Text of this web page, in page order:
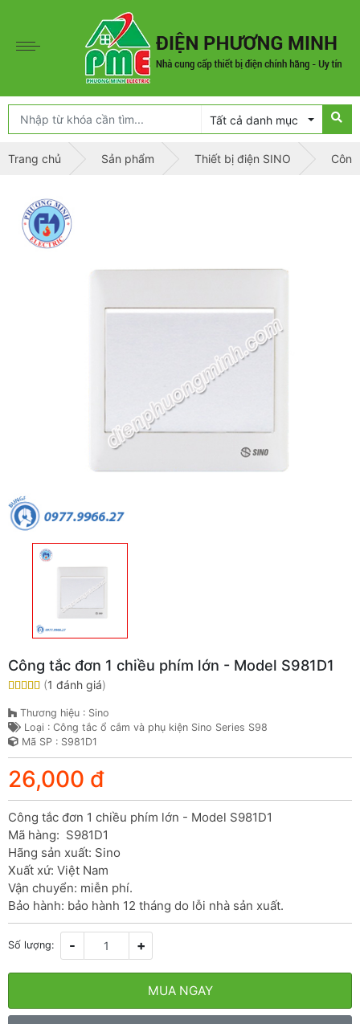
Tất cả danh mục
Trang chủ Sản phẩm Thiết bị điện SINO
Công tắc đơn 1 chiều phím lớn - Model S981D1
(1 đánh giá)
Thương hiệu : Sino
Loại : Công tắc ổ cắm và phụ kiện Sino Series S98
Mã SP : S981D1
26,000 đ
Công tắc đơn 1 chiều phím lớn - Model S981D1
Mã hàng:  S981D1
Hãng sản xuất: Sino
Xuất xứ: Việt Nam
Vận chuyển: miễn phí.
Bảo hành: bảo hành 12 tháng do lỗi nhà sản xuất.
Số lượng: - +
MUA NGAY